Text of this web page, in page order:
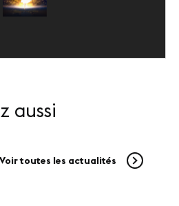
aussi
Voir toutes les actualités